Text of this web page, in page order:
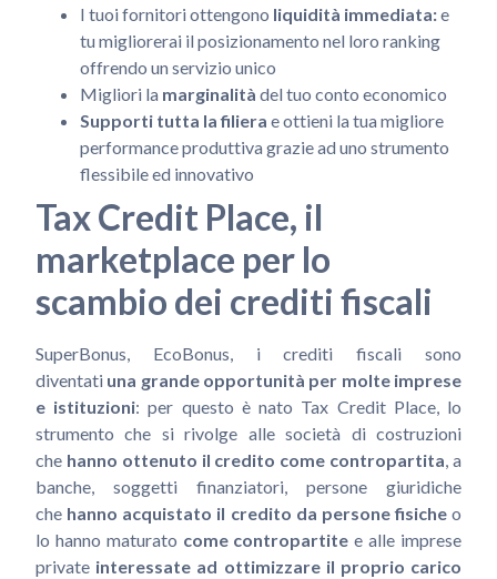
I tuoi fornitori ottengono liquidità immediata:e
tu migliorerai il posizionamento nel loro ranking
offrendo un servizio unico
Migliori la marginalità del tuo conto economico
Supporti tutta la filiera e ottieni la tua migliore
performance produttiva grazie ad uno strumento
flessibile ed innovativo
Tax Credit Place, il
marketplace per lo
scambio dei crediti fiscali
SuperBonus, EcoBonus, i crediti fiscali sono
diventati una grande opportunità per molte imprese
e istituzioni: per questo è nato Tax Credit Place, lo
strumento che si rivolge alle società di costruzioni
che hanno ottenuto il credito come contropartita, a
banche, soggetti finanziatori, persone giuridiche
che hanno acquistato il credito da persone fisicheo
lo hanno maturato come contropartite e alle imprese
private interessate ad ottimizzare il proprio carico